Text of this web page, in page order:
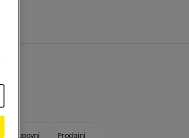
Kupovni
Prodajni